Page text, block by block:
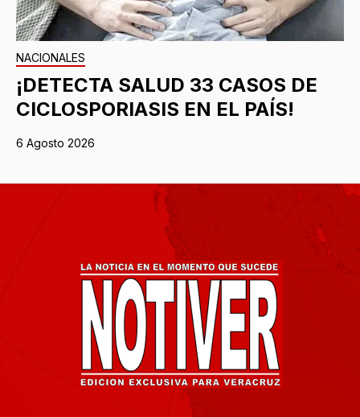
NACIONALES
¡DETECTA SALUD 33 CASOS DE
CICLOSPORIASIS EN EL PAÍS!
6 Agosto 2026